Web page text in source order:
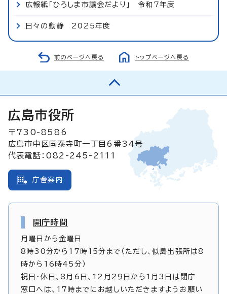
広報紙「ひろしま市議会だより」 令和7年度
日々の動静 2025年度
前のページへ戻る トップページへ戻る
広島市役所
〒730-8586
広島市中区国泰寺町一丁目6番34号
代表電話：082-245-2111
庁舎案内
開庁時間
月曜日から金曜日
8時30分から17時15分まで（ただし、似島出張所は8
時から16時45分）
祝日・休日、8月6日、12月29日から1月3日は閉庁
窓口へは、17時までにお越しいただきますようお願い